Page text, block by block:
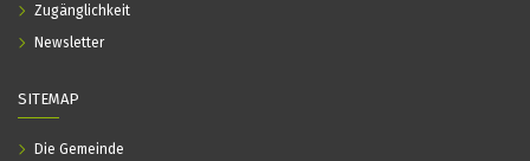
SITEMAP
Die Gemeinde
Zugänglichkeit
Newsletter